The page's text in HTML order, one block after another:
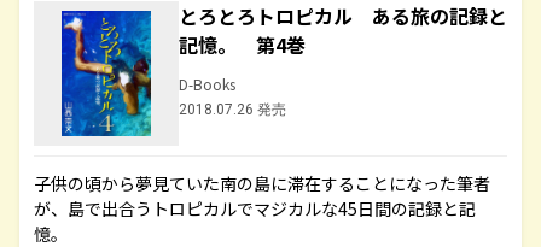
とろとろトロピカル ある旅の記録と
記憶。 第4巻
D-Books
2018.07.26 発売
子供の頃から夢見ていた南の島に滞在することになった筆者
が、島で出合うトロピカルでマジカルな45日間の記録と記
憶。